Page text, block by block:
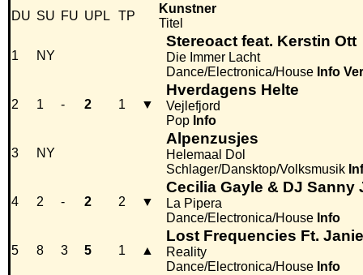
DU SU FU UPL TP
Kunstner
Titel
1 NY
Stereoact feat. Kerstin Ott
Die Immer Lacht
Dance/Electronica/House Info
2 1 - 2 1 ▼
Hverdagens Helte
Vejlefjord
Pop Info
3 NY
Alpenzusjes
Helemaal Dol
Schlager/Dansktop/Volksmusik
4 2 - 2 2 ▼
Cecilia Gayle & DJ Sanny
La Pipera
Dance/Electronica/House Info
5 8 3 5 1 ▲
Lost Frequencies Ft.
Reality
Dance/Electronica/House Info